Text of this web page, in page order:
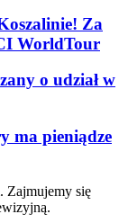
Za
WorldTour
o udział w
ma pieniądze
Zajmujemy się